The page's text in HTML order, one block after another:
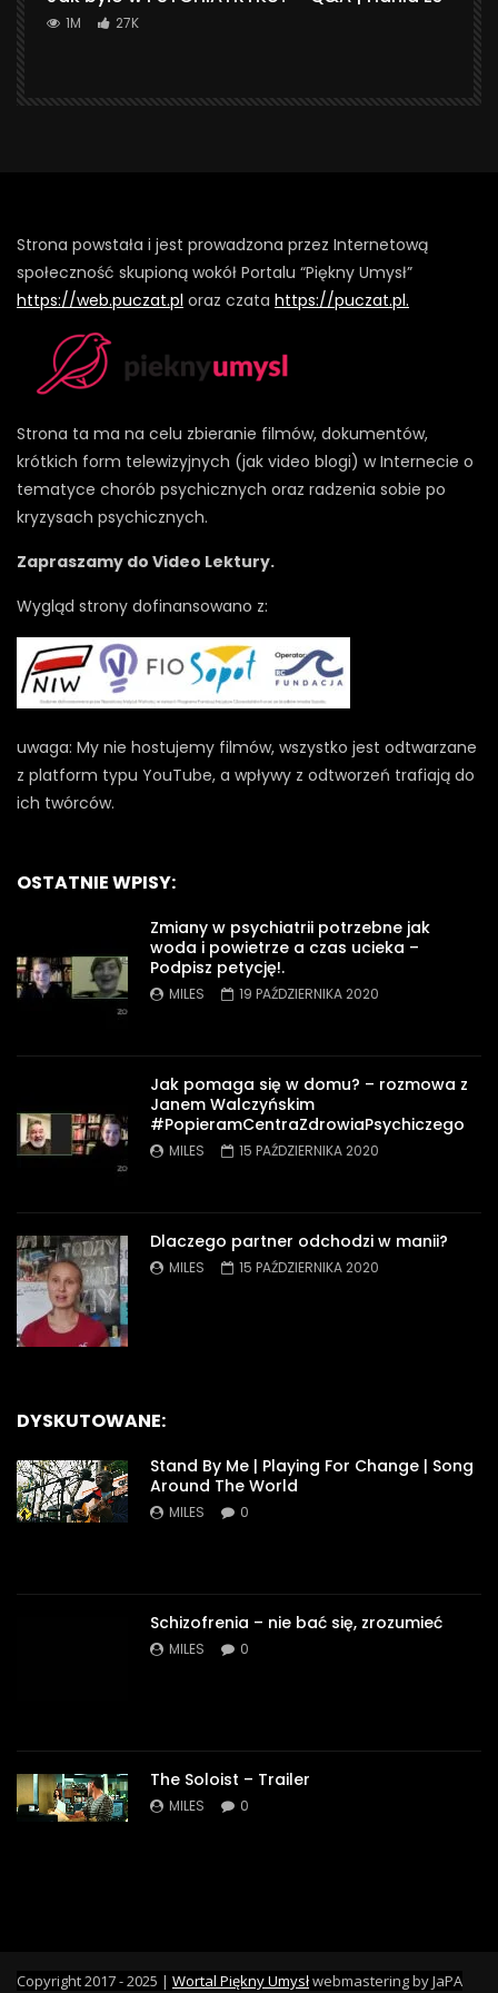
1M 27K
Strona powstała i jest prowadzona przez Internetową
społeczność skupioną wokół Portalu “Piękny Umysł”
https://web.puczat.pl oraz czata https://puczat.pl.
Strona ta ma na celu zbieranie filmów, dokumentów,
krótkich form telewizyjnych (jak video blogi) w Internecie o
tematyce chorób psychicznych oraz radzenia sobie po
kryzysach psychicznych.
Zapraszamy do Video Lektury.
Wygląd strony dofinansowano z:
uwaga: My nie hostujemy filmów, wszystko jest odtwarzane
z platform typu YouTube, a wpływy z odtworzeń trafiają do
ich twórców.
OSTATNIE WPISY:
Zmiany w psychiatrii potrzebne jak
woda i powietrze a czas ucieka –
Podpisz petycję!.
MILES 19 PAŹDZIERNIKA 2020
Jak pomaga się w domu? – rozmowa z
Janem Walczyńskim
#PopieramCentraZdrowiaPsychiczego
MILES 15 PAŹDZIERNIKA 2020
Dlaczego partner odchodzi w manii?
MILES 15 PAŹDZIERNIKA 2020
DYSKUTOWANE:
Stand By Me | Playing For Change | Song
Around The World
MILES 0
Schizofrenia – nie bać się, zrozumieć
MILES 0
The Soloist – Trailer
MILES 0
Copyright 2017 - 2025 | Wortal Piękny Umysłwebmastering by JaPA